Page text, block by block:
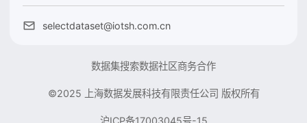
selectdataset@iotsh.com.cn
数据集搜索数据社区商务合作
©2025 上海数据发展科技有限责任公司 版权所有